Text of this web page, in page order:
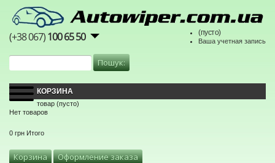
(+38 067)100 65 50 (пусто)
Ваша учетная запись
КОРЗИНА
товар (пусто)
Нет товаров
0 грн Итого
Корзина Оформление заказа